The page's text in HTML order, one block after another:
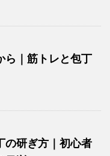
ら｜筋トレと包丁
の研ぎ方｜初心者